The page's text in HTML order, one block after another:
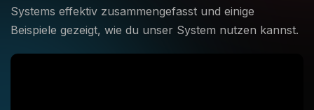
Systems effektiv zusammengefasst und einige
Beispiele gezeigt, wie du unser System nutzen kannst.